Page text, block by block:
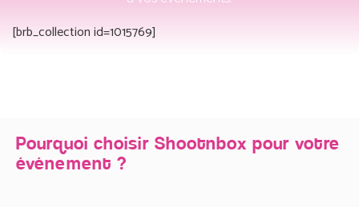
[brb_collection id=1015769]
Pourquoi choisir Shootnbox pour votre
événement ?